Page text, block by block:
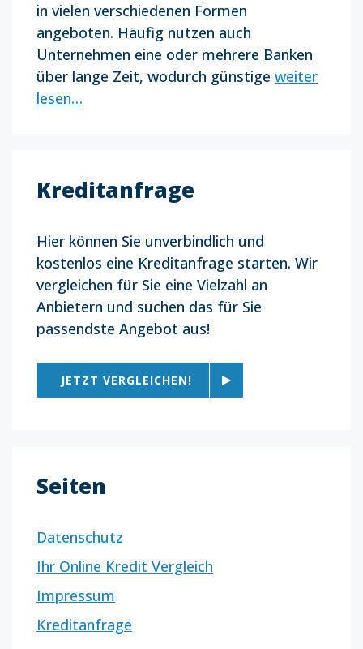
in vielen verschiedenen Formen
angeboten. Häufig nutzen auch
Unternehmen eine oder mehrere Banken
über lange Zeit, wodurch günstige weiter
lesen…
Kreditanfrage
Hier können Sie unverbindlich und
kostenlos eine Kreditanfrage starten. Wir
vergleichen für Sie eine Vielzahl an
Anbietern und suchen das für Sie
passendste Angebot aus!
JETZT VERGLEICHEN!
Seiten
Datenschutz
Ihr Online Kredit Vergleich
Impressum
Kreditanfrage